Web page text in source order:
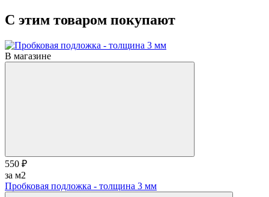
С этим товаром покупают
В магазине
550 ₽
за м2
Пробковая подложка - толщина 3 мм